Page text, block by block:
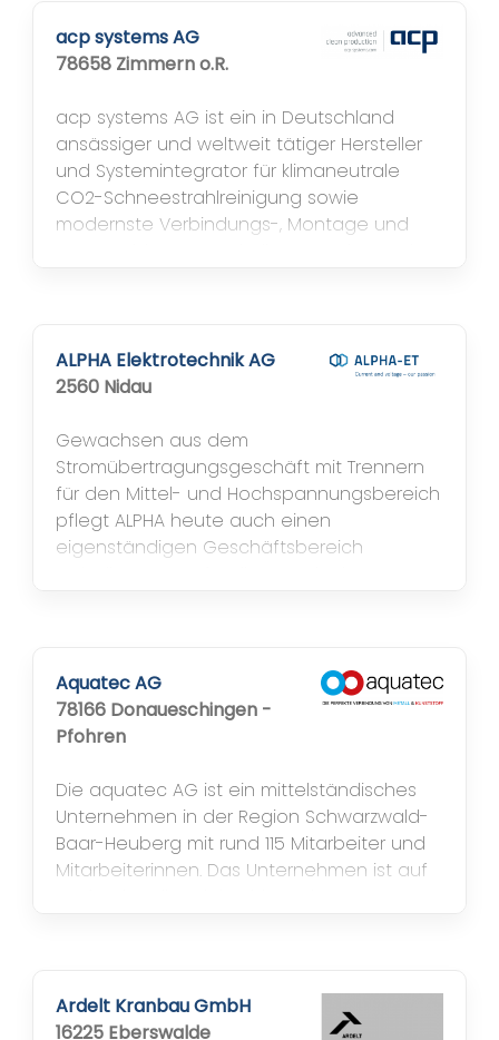
möglich sind. SIVAS-Highlights: SIVAS...
acp systems AG
78658 Zimmern o.R.
acp systems AG ist ein in Deutschland
ansässiger und weltweit tätiger Hersteller
und Systemintegrator für klimaneutrale
CO2-Schneestrahlreinigung sowie
modernste Verbindungs-, Montage und
saubere Produktion. Um Erwartungen
hinsichtlich...
ALPHA Elektrotechnik AG
2560 Nidau
Gewachsen aus dem
Stromübertragungsgeschäft mit Trennern
für den Mittel- und Hochspannungsbereich
pflegt ALPHA heute auch einen
eigenständigen Geschäftsbereich
und haben sich unter verschiedensten
Bedingungen sehr bewährt....
Aquatec AG
78166 Donaueschingen -
Pfohren
Die aquatec AG ist ein mittelständisches
Unternehmen in der Region Schwarzwald-
Baar-Heuberg mit rund 115 Mitarbeiter und
Mitarbeiterinnen. Das Unternehmen ist auf
zum fachgerechten Versand der
gefertigten Produkte sind wir ein
Ardelt Kranbau GmbH
16225 Eberswalde